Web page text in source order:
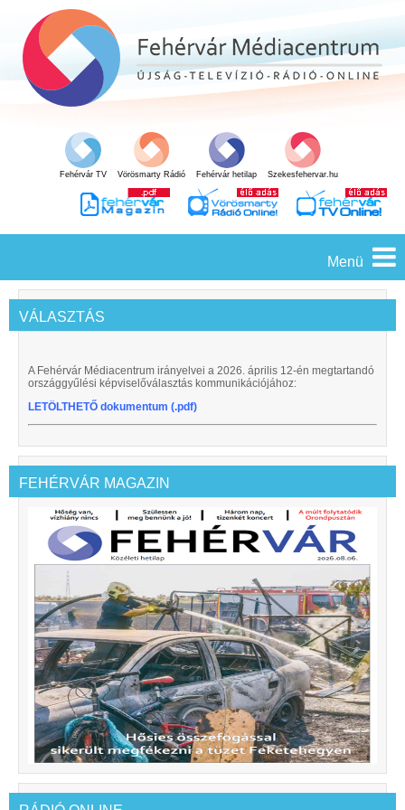
Fehérvár TV Vörösmarty Rádió Fehérvár hetilap Szekesfehervar.hu
Menü
VÁLASZTÁS
A Fehérvár Médiacentrum irányelvei a 2026. április 12-én megtartandó
országgyűlési képviselőválasztás kommunikációjához:
LETÖLTHETŐ dokumentum (.pdf)
FEHÉRVÁR MAGAZIN